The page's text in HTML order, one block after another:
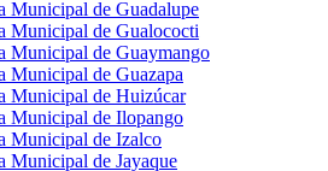
Municipal de Guadalupe
Municipal de Gualococti
Municipal de Guaymango
Municipal de Guazapa
Municipal de Huizúcar
Municipal de Ilopango
Municipal de Izalco
Municipal de Jayaque